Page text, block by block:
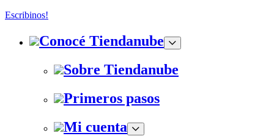
Escribinos!
Conocé Tiendanube
Sobre Tiendanube
Primeros pasos
Mi cuenta